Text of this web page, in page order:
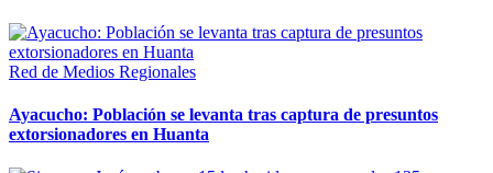
Red de Medios Regionales
Ayacucho: Población se levanta tras captura de presuntos
extorsionadores en Huanta